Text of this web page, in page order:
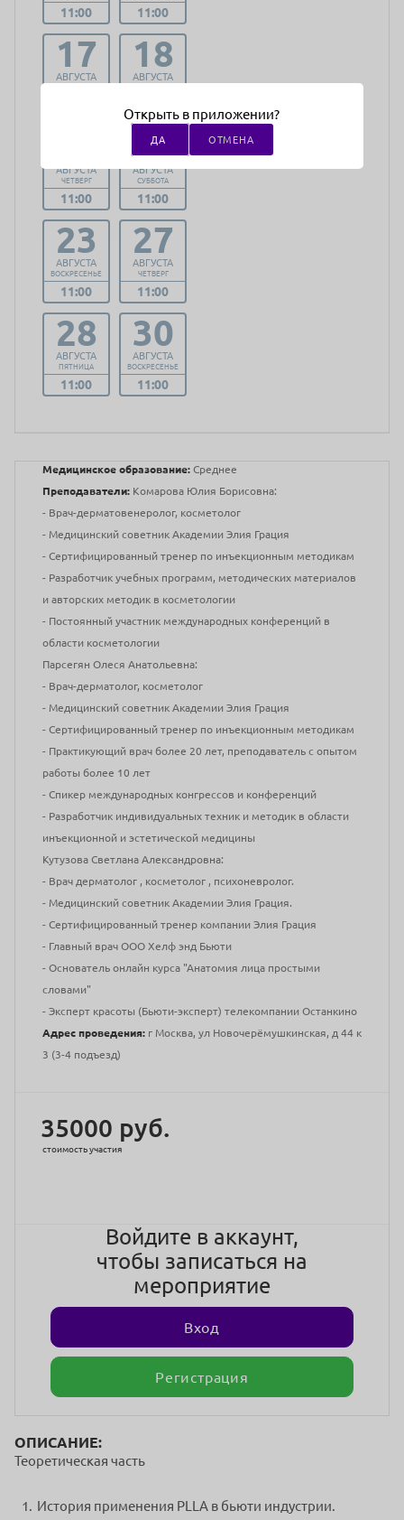
11:00 11:00
17
АВГУСТА
18
АВГУСТА
АВГУСТА
ЧЕТВЕРГ
11:00
22
АВГУСТА
СУББОТА
11:00
23
АВГУСТА
ВОСКРЕСЕНЬЕ
11:00
27
АВГУСТА
ЧЕТВЕРГ
11:00
28
АВГУСТА
ПЯТНИЦА
11:00
30
АВГУСТА
ВОСКРЕСЕНЬЕ
11:00
Медицинское образование: Среднее
Преподаватели: Комарова Юлия Борисовна:
- Врач-дерматовенеролог, косметолог
- Медицинский советник Академии Элия Грация
- Сертифицированный тренер по инъекционным методикам
- Разработчик учебных программ, методических материалов
и авторских методик в косметологии
- Постоянный участник международных конференций в
области косметологии
Парсегян Олеся Анатольевна:
- Врач-дерматолог, косметолог
- Медицинский советник Академии Элия Грация
- Сертифицированный тренер по инъекционным методикам
- Практикующий врач более 20 лет, преподаватель с опытом
работы более 10 лет
- Спикер международных конгрессов и конференций
- Разработчик индивидуальных техник и методик в области
инъекционной и эстетической медицины
Кутузова Светлана Александровна:
- Врач дерматолог , косметолог , психоневролог.
- Медицинский советник Академии Элия Грация.
- Сертифицированный тренер компании Элия Грация
- Главный врач ООО Хелф энд Бьюти
- Основатель онлайн курса "Анатомия лица простыми
словами"
- Эксперт красоты (Бьюти-эксперт) телекомпании Останкино
Адрес проведения: г Москва, ул Новочерёмушкинская, д 44 к
3 (3-4 подъезд)
35000 руб.
стоимость участия
Войдите в аккаунт,
чтобы записаться на
мероприятие
Вход
Регистрация
ОПИСАНИЕ:
Теоретическая часть
История применения PLLA в бьюти индустрии.
Открыть в приложении?
ДА ОТМЕНА